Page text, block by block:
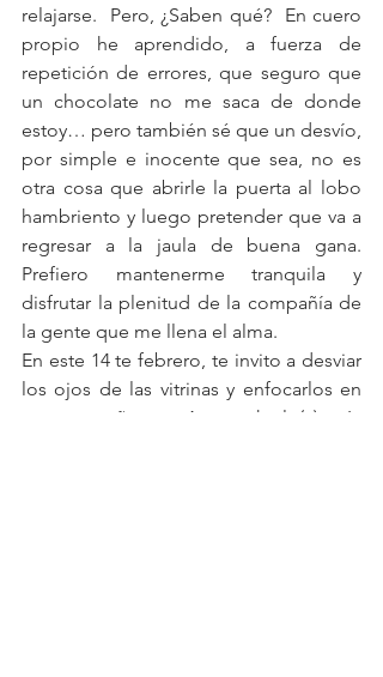
relajarse.  Pero, ¿Saben qué?  En cuero
propio he aprendido, a fuerza de
repetición de errores, que seguro que
un chocolate no me saca de donde
estoy… pero también sé que un desvío,
por simple e inocente que sea, no es
otra cosa que abrirle la puerta al lobo
hambriento y luego pretender que va a
regresar a la jaula de buena gana.
Prefiero mantenerme tranquila y
disfrutar la plenitud de la compañía de
la gente que me llena el alma.
En este 14 te febrero, te invito a desviar
los ojos de las vitrinas y enfocarlos en
tu acompañante.  A escucharlo(a) más